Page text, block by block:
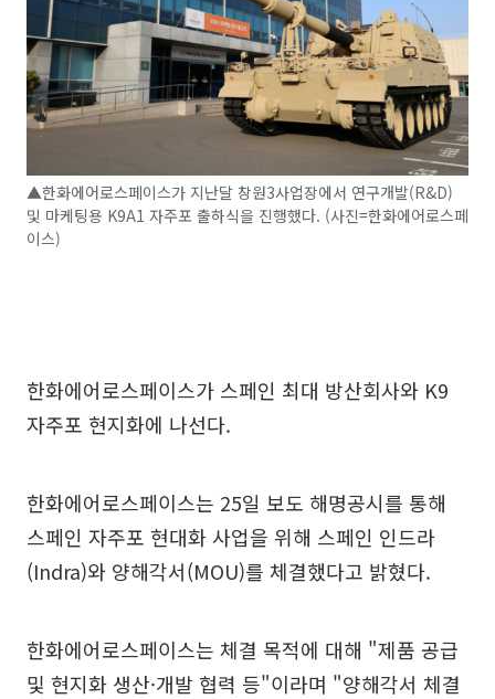
▲한화에어로스페이스가 지난달 창원3사업장에서 연구개발(R&D)
및 마케팅용 K9A1 자주포 출하식을 진행했다. (사진=한화에어로스페
이스)
한화에어로스페이스가 스페인 최대 방산회사와 K9
자주포 현지화에 나선다.
한화에어로스페이스는 25일 보도 해명공시를 통해
스페인 자주포 현대화 사업을 위해 스페인 인드라
(Indra)와 양해각서(MOU)를 체결했다고 밝혔다.
한화에어로스페이스는 체결 목적에 대해 "제품 공급
및 현지화 생산·개발 협력 등"이라며 "양해각서 체결